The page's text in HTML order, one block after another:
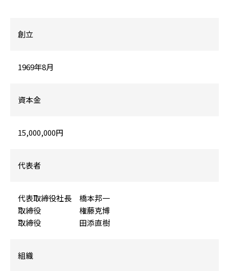
創立
1969年8月
資本金
15,000,000円
代表者
代表取締役社長 橋本邦一
取締役 権藤克博
取締役 田添直樹
組織